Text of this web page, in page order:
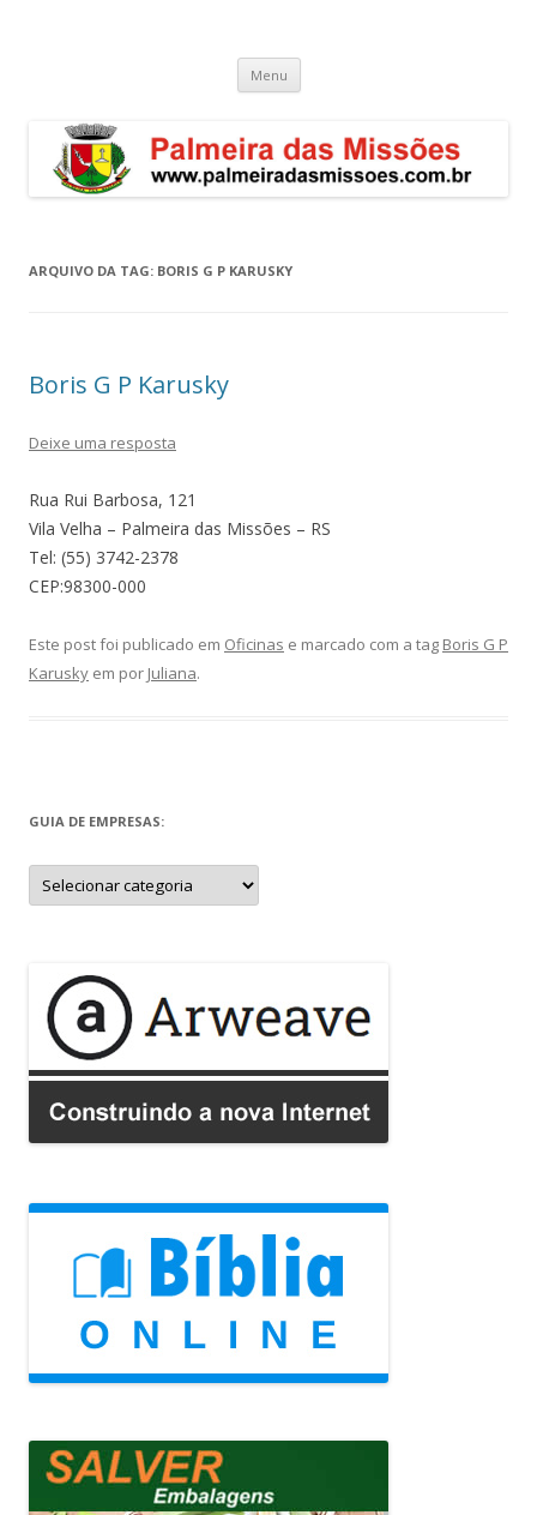
Menu Pular
o
ARQUIVO DA TAG: BORIS G P KARUSKY
Boris G P Karusky
Deixe uma resposta
Rua Rui Barbosa, 121
Vila Velha – Palmeira das Missões – RS
Tel: (55) 3742-2378
CEP:98300-000
Este post foi publicado em Oficinas e marcado com a tag Boris G P
Karusky em por Juliana.
GUIA DE EMPRESAS:
Guia
de
Empresas: